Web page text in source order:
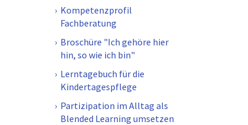
Kompetenzprofil
Fachberatung
Broschüre "Ich gehöre hier
hin, so wie ich bin"
Lerntagebuch für die
Kindertagespflege
Partizipation im Alltag als
Blended Learning umsetzen